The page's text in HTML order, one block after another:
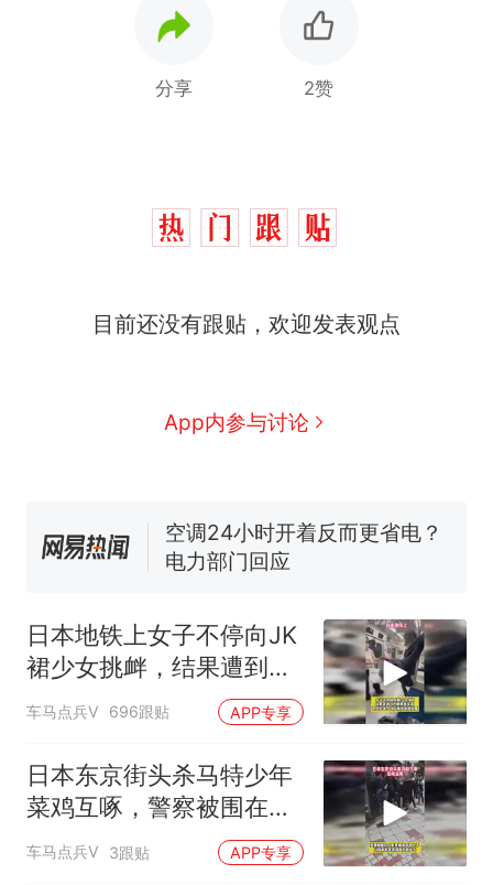
分享 2赞
目前还没有跟贴，欢迎发表观点
App内参与讨论
热
十多万人报名的考试，成绩
家，刚改国名，总统就邀请中
了……
视频丨只要一枚命中就能让航
母瘫痪 轰-6J实力有多强？
佛山一中学招聘物理教师，笔
试前13名均遭淘汰？教育局：
核查
全部作废，公平么？
日本地铁上女子不停向JK
裙少女挑衅，结果遭到对
方狠狠反击
车马点兵V 696跟贴 APP专享
日本东京街头杀马特少年
菜鸡互啄，警察被围在人
群里插不上手
车马点兵V 3跟贴 APP专享